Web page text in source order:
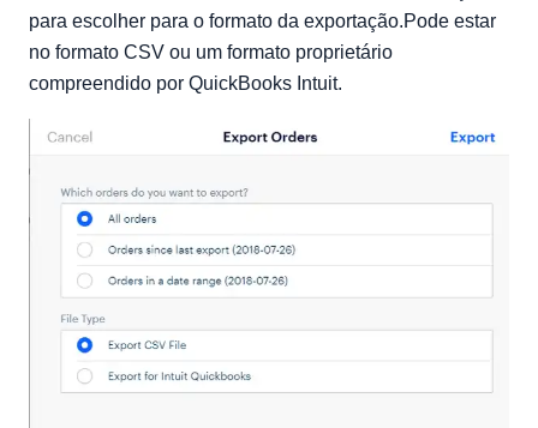
para escolher para o formato da exportação.Pode estar
no formato CSV ou um formato proprietário
compreendido por QuickBooks Intuit.